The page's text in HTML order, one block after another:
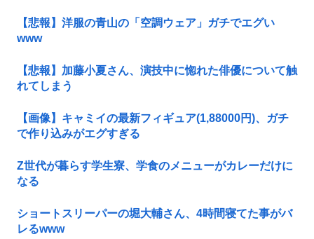
【悲報】洋服の青山の「空調ウェア」ガチでエグい
www
【悲報】加藤小夏さん、演技中に惚れた俳優について触
れてしまう
【画像】キャミイの最新フィギュア(1,88000円)、ガチ
で作り込みがエグすぎる
Z世代が暮らす学生寮、学食のメニューがカレーだけに
なる
ショートスリーパーの堀大輔さん、4時間寝てた事がバ
レるwww